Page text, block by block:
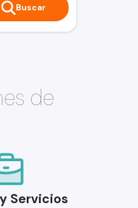
Buscar
de
Servicios